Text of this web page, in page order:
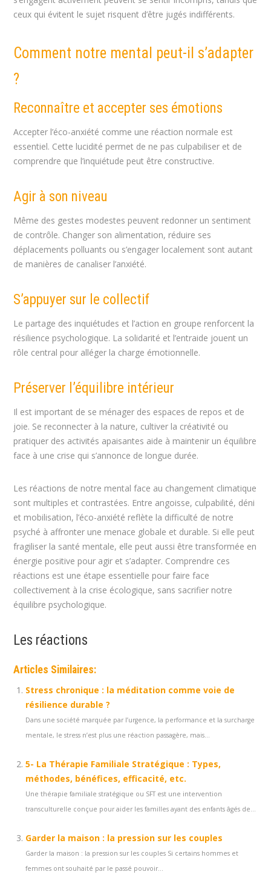
ceux qui évitent le sujet risquent d’être jugés indifférents.
Comment notre mental peut-il s’adapter
?
Reconnaître et accepter ses émotions
Accepter l’éco-anxiété comme une réaction normale est
essentiel. Cette lucidité permet de ne pas culpabiliser et de
comprendre que l’inquiétude peut être constructive.
Agir à son niveau
Même des gestes modestes peuvent redonner un sentiment
de contrôle. Changer son alimentation, réduire ses
déplacements polluants ou s’engager localement sont autant
de manières de canaliser l’anxiété.
S’appuyer sur le collectif
Le partage des inquiétudes et l’action en groupe renforcent la
résilience psychologique. La solidarité et l’entraide jouent un
rôle central pour alléger la charge émotionnelle.
Préserver l’équilibre intérieur
Il est important de se ménager des espaces de repos et de
joie. Se reconnecter à la nature, cultiver la créativité ou
pratiquer des activités apaisantes aide à maintenir un équilibre
face à une crise qui s’annonce de longue durée.
Les réactions de notre mental face au changement climatique
sont multiples et contrastées. Entre angoisse, culpabilité, déni
et mobilisation, l’éco-anxiété reflète la difficulté de notre
psyché à affronter une menace globale et durable. Si elle peut
fragiliser la santé mentale, elle peut aussi être transformée en
énergie positive pour agir et s’adapter. Comprendre ces
réactions est une étape essentielle pour faire face
collectivement à la crise écologique, sans sacrifier notre
équilibre psychologique.
Les réactions
Articles Similaires:
Stress chronique : la méditation comme voie de
résilience durable ?
Dans une société marquée par l’urgence, la performance et la surcharge
mentale, le stress n’est plus une réaction passagère, mais...
5- La Thérapie Familiale Stratégique : Types,
méthodes, bénéfices, efficacité, etc.
Une thérapie familiale stratégique ou SFT est une intervention
transculturelle conçue pour aider les familles ayant des enfants âgés de...
Garder la maison : la pression sur les couples
Garder la maison : la pression sur les couples Si certains hommes et
femmes ont souhaité par le passé pouvoir...